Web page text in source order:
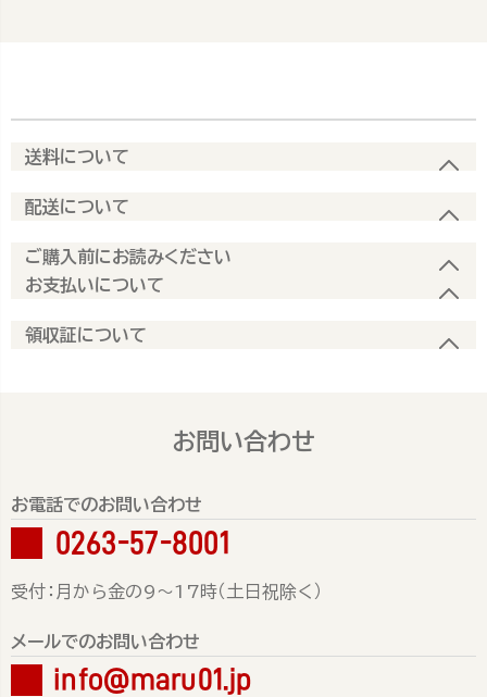
送料について
配送について
ご購入前にお読みください
お支払いについて
領収証について
お問い合わせ
お電話でのお問い合わせ
0263-57-8001
受付：月から金の9～17時（土日祝除く）
メールでのお問い合わせ
info@maru01.jp